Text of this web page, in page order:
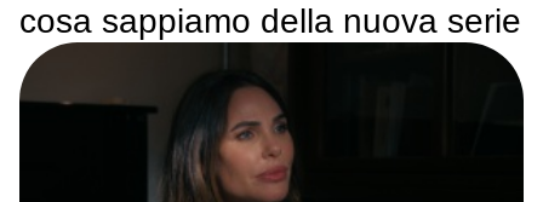
cosa sappiamo della nuova serie